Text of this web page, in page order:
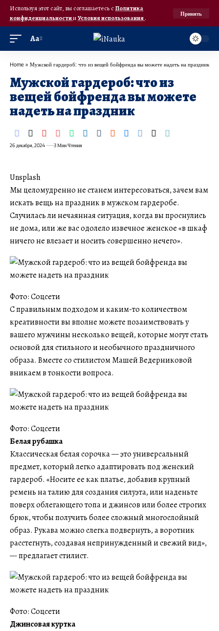
Используя этот сайт, вы соглашаетесь с Политика
конфиденциальностииУсловия использования.
Принять
Аа
Home » Мужской гардероб: что из вещей бойфренда вы можете надеть на праздник
Мужской гардероб: что из
вещей бойфренда вы можете
надеть на праздник
26 декабря, 2024 3 Мин Чтения
Unsplash
Мы целомудренно не станем интересоваться, зачем вам
искать вещь на праздник в мужском гардеробе.
Случилась ли нечаянная ситуация, когда вы проснулись
не дома, или же вас одолело извечное женское «в шкаф
ничего не влезает и носить совершенно нечего».
Фото: Соцсети
С правильным подходом и каким-то количеством
креативности вы вполне можете позаимствовать у
вашего мужчины несколько вещей, которые могут стать
основой для стильного и необычного праздничного
образа. Вместе со стилистом Машей Ведерниковой
вникаем в тонкости вопроса.
Фото: Соцсети
Белая рубашка
Классическая белая сорочка — это универсальный
предмет, который легко адаптировать под женский
гардероб. «Носите ее как платье, добавив крупный
ремень на талию для создания силуэта, или наденьте
поверх облегающего топа и джинсов или более строгих
брюк, чтобы получить более сложный многослойный
образ. Рукава можно слегка подвернуть, а воротник
расстегнуть, создавая непринужденный и свежий вид»,
— предлагает стилист.
Фото: Соцсети
Джинсовая куртка